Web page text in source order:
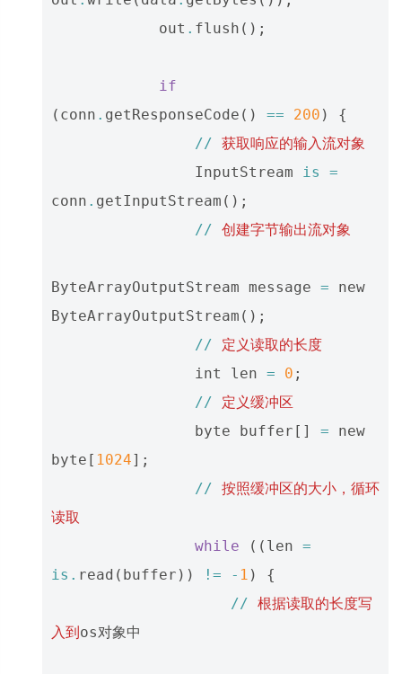
out . flush ();
if
( conn . getResponseCode () == 200 )
{
// 获取响应的输入流对象
InputStream
is
=
conn . getInputStream ();
// 创建字节输出流对象
ByteArrayOutputStream message =
new
ByteArrayOutputStream ();
//
定义读取的长度
int
len = 0 ;
//
定义缓冲区
byte
buffer [] =
new
byte [ 1024];
// 按照缓冲区的大小，循环
读取
while
(( len =
is . read ( buffer )) != - 1 )
{
// 根据读取的长度写
入到os对象中